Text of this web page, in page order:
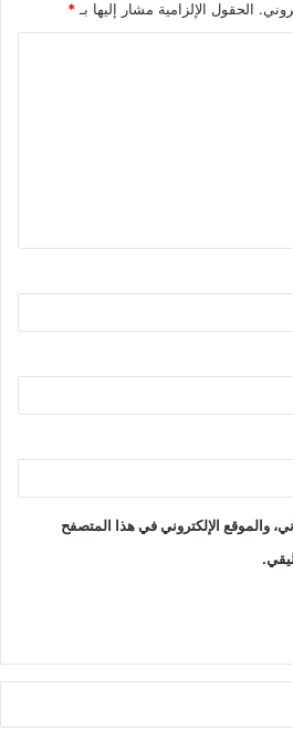
الحقول الإلزامية مشار إليها بـ *
والموقع الإلكتروني في هذا المتصفح